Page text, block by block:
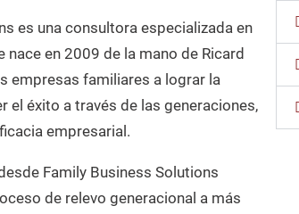
es una consultora especializada en
en 2009 de la mano de Ricard
empresas familiares a lograr la
el éxito a través de las generaciones,
empresarial.
Family Business Solutions
de relevo generacional a más